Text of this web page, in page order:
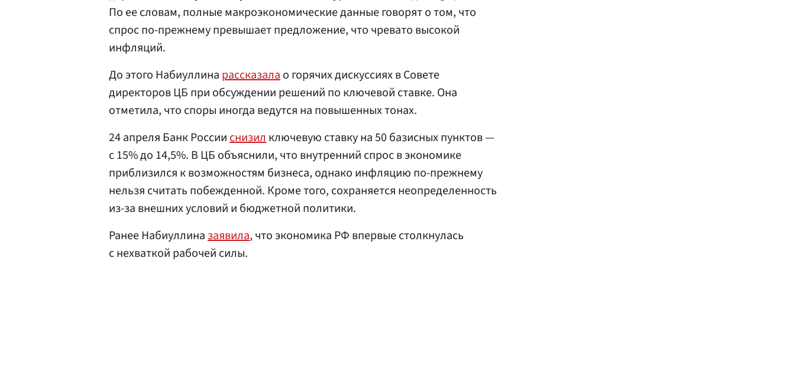
По ее словам, полные макроэкономические данные говорят о том, что
спрос по-прежнему превышает предложение, что чревато высокой
инфляций.
До этого Набиуллина рассказалао горячих дискуссиях в Совете
директоров ЦБ при обсуждении решений по ключевой ставке. Она
отметила, что споры иногда ведутся на повышенных тонах.
24 апреля Банк Россииснизилключевую ставку на 50 базисных пунктов —
с 15% до 14,5%. В ЦБ объяснили, что внутренний спрос в экономике
приблизился к возможностям бизнеса, однако инфляцию по-прежнему
нельзя считать побежденной. Кроме того, сохраняется неопределенность
из-за внешних условий и бюджетной политики.
Ранее Набиуллиназаявила, что экономика РФ впервые столкнулась
с нехваткой рабочей силы.